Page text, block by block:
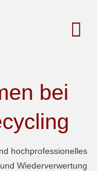
bei
hochprofessionelles
Wiederverwertung